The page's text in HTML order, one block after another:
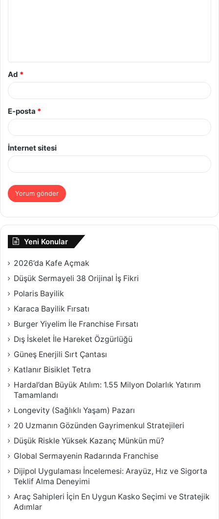
Ad *
E-posta *
İnternet sitesi
Yeni Konular
2026’da Kafe Açmak
Düşük Sermayeli 38 Orijinal İş Fikri
Polaris Bayilik
Karaca Bayilik Fırsatı
Burger Yiyelim İle Franchise Fırsatı
Dış İskelet İle Hareket Özgürlüğü
Güneş Enerjili Sırt Çantası
Katlanır Bisiklet Tetra
Hardal’dan Büyük Atılım: 1.55 Milyon Dolarlık Yatırım
Tamamlandı
Longevity (Sağlıklı Yaşam) Pazarı
20 Uzmanın Gözünden Gayrimenkul Stratejileri
Düşük Riskle Yüksek Kazanç Münkün mü?
Global Sermayenin Radarında Franchise
Dijipol Uygulaması İncelemesi: Arayüz, Hız ve Sigorta
Teklif Alma Deneyimi
Araç Sahipleri İçin En Uygun Kasko Seçimi ve Stratejik
Adımlar